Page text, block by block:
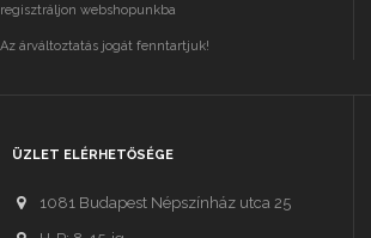
regisztráljon webshopunkba
Az árváltoztatás jogát fenntartjuk!
ÜZLET ELÉRHETŐSÉGE
1081 Budapest Népszínház utca 25